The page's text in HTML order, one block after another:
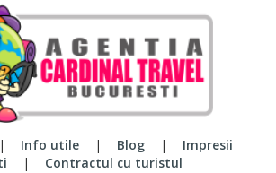
| Info utile | Blog |
Impresii
| Contractul cu turistul